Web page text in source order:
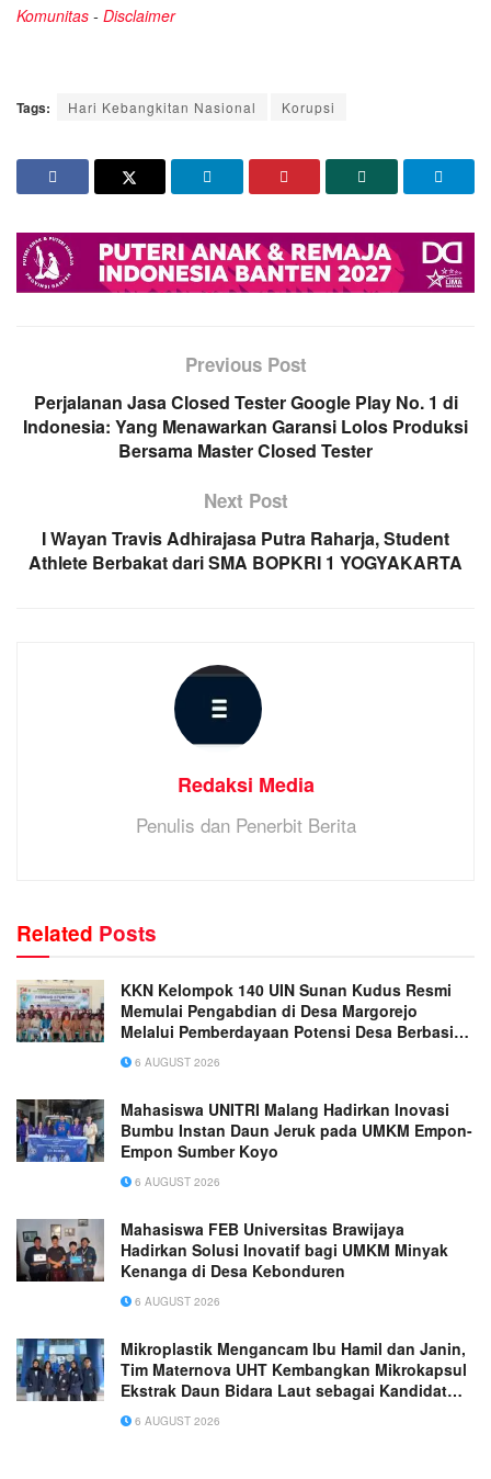
Komunitas - Disclaimer
Tags: Hari Kebangkitan Nasional Korupsi
Previous Post
Perjalanan Jasa Closed Tester Google Play No. 1 di
Indonesia: Yang Menawarkan Garansi Lolos Produksi
Bersama Master Closed Tester
Next Post
I Wayan Travis Adhirajasa Putra Raharja, Student
Athlete Berbakat dari SMA BOPKRI 1 YOGYAKARTA
Redaksi Media
Penulis dan Penerbit Berita
Related Posts
KKN Kelompok 140 UIN Sunan Kudus Resmi
Memulai Pengabdian di Desa Margorejo
Melalui Pemberdayaan Potensi Desa Berbasis
Ekoteologi
6 AUGUST 2026
Mahasiswa UNITRI Malang Hadirkan Inovasi
Bumbu Instan Daun Jeruk pada UMKM Empon-
Empon Sumber Koyo
6 AUGUST 2026
Mahasiswa FEB Universitas Brawijaya
Hadirkan Solusi Inovatif bagi UMKM Minyak
Kenanga di Desa Kebonduren
6 AUGUST 2026
Mikroplastik Mengancam Ibu Hamil dan Janin,
Tim Maternova UHT Kembangkan Mikrokapsul
Ekstrak Daun Bidara Laut sebagai Kandidat
Antiinflamasi Plasenta
6 AUGUST 2026